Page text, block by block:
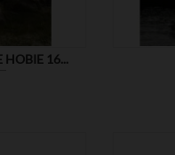
HOBIE 16...